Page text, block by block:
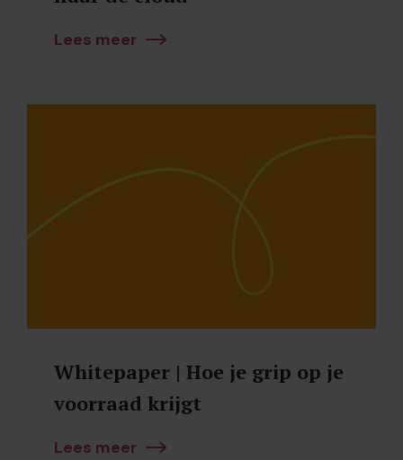
Lees meer
Whitepaper | Hoe je grip op je
voorraad krijgt
Lees meer